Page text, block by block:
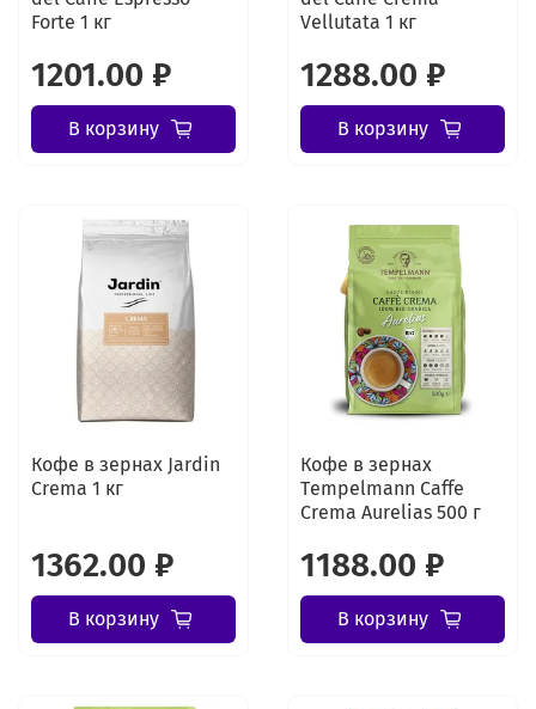
Forte 1 кг
1201.00 ₽
В корзину
Vellutata 1 кг
1288.00 ₽
В корзину
Кофе в зернах Jardin
Crema 1 кг
1362.00 ₽
В корзину
Кофе в зернах
Tеmpelmann Caffe
Crema Aurelias 500 г
1188.00 ₽
В корзину